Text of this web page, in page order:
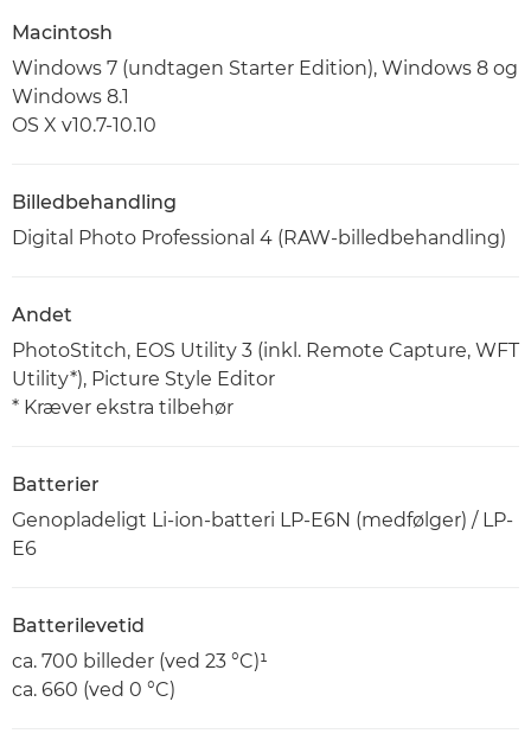
Macintosh
Windows 7 (undtagen Starter Edition), Windows 8 og
Windows 8.1
OS X v10.7-10.10
Billedbehandling
Digital Photo Professional 4 (RAW-billedbehandling)
Andet
PhotoStitch, EOS Utility 3 (inkl. Remote Capture, WFT
Utility*), Picture Style Editor
* Kræver ekstra tilbehør
Batterier
Genopladeligt Li-ion-batteri LP-E6N (medfølger) / LP-
E6
Batterilevetid
ca. 700 billeder (ved 23 °C)¹
ca. 660 (ved 0 °C)